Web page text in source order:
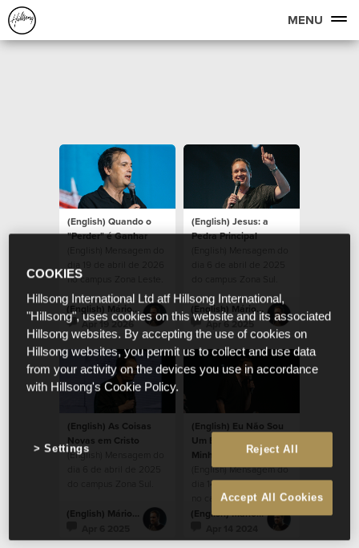
MENU
(English) Quando o
"Perder" é Ganhar
(English) Mensagem do
dia 19 de abril de 2026
no campus Zona Leste.
(English) Mário Rui Boto
Apr 19 2026
(English) Jesus: a
Pedra Principal
(English) Mensagem do
dia 6 de abril de 2025
(English) Mário Rui Boto
Apr 6 2025
(English) As Coisas
Novas em Cristo
(English) Mensagem do
dia 6 de abril de 2025
(English) Mário Rui Boto
(English) Eu Não Sou
Um Estranho, Esta é a
Minha Casa
(English) Mensagem do
dia 14 de abril de 2024
no campus Zona Sul.
(English) Mário Rui Boto
COOKIES
Hillsong International Ltd atf Hillsong International,
"Hillsong", uses cookies on this website and its associated
Hillsong websites. By accepting the use of cookies on
Hillsong websites, you permit us to collect and use data
from your activity on the devices you use in accordance
with Hillsong's Cookie Policy.
Reject All
Accept All Cookies
Settings